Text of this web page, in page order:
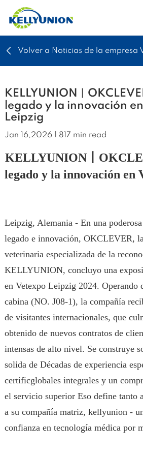
empresa
productos
noticias
Póngase en contacto con
Volver a Noticias de la empresa
KELLYUNION丨
legado y la innovación
Leipzig
Jan 16,2026 | 817 min read
KELLYUNION丨
legado y la innovación en
Leipzig, Alemania - En una
legado e innovación, OKCLEVER,
veterinaria especializada de la
KELLYUNION, concluyo una
en Vetexpo Leipzig 2024. Operando
cabina (NO. J08-1), la compañía
de visitantes internacionales, que
obtenido de nuevos contratos de
intensas de alto nivel. Se construye
solida de Décadas de experiencia
certificglobales integrales y un
el servicio superior Eso define tanto
a su compañía matriz, kellyunion -
confianza en tecnología médica por